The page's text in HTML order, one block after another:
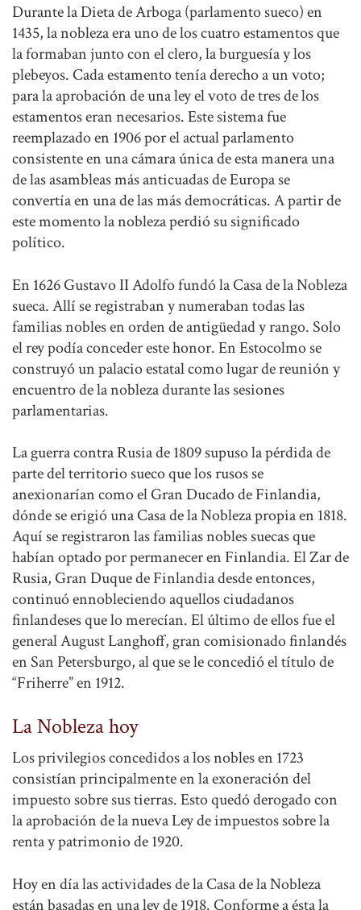
Durante la Dieta de Arboga (parlamento sueco) en
1435, la nobleza era uno de los cuatro estamentos que
la formaban junto con el clero, la burguesía y los
plebeyos. Cada estamento tenía derecho a un voto;
para la aprobación de una ley el voto de tres de los
estamentos eran necesarios. Este sistema fue
reemplazado en 1906 por el actual parlamento
consistente en una cámara única de esta manera una
de las asambleas más anticuadas de Europa se
convertía en una de las más democráticas. A partir de
este momento la nobleza perdió su significado
político.
En 1626 Gustavo II Adolfo fundó la Casa de la Nobleza
sueca. Allí se registraban y numeraban todas las
familias nobles en orden de antigüedad y rango. Solo
el rey podía conceder este honor. En Estocolmo se
construyó un palacio estatal como lugar de reunión y
encuentro de la nobleza durante las sesiones
parlamentarias.
La guerra contra Rusia de 1809 supuso la pérdida de
parte del territorio sueco que los rusos se
anexionarían como el Gran Ducado de Finlandia,
dónde se erigió una Casa de la Nobleza propia en 1818.
Aquí se registraron las familias nobles suecas que
habían optado por permanecer en Finlandia. El Zar de
Rusia, Gran Duque de Finlandia desde entonces,
continuó ennobleciendo aquellos ciudadanos
finlandeses que lo merecían. El último de ellos fue el
general August Langhoff, gran comisionado finlandés
en San Petersburgo, al que se le concedió el título de
“Friherre” en 1912.
La Nobleza hoy
Los privilegios concedidos a los nobles en 1723
consistían principalmente en la exoneración del
impuesto sobre sus tierras. Esto quedó derogado con
la aprobación de la nueva Ley de impuestos sobre la
renta y patrimonio de 1920.
Hoy en día las actividades de la Casa de la Nobleza
están basadas en una ley de 1918. Conforme a ésta la